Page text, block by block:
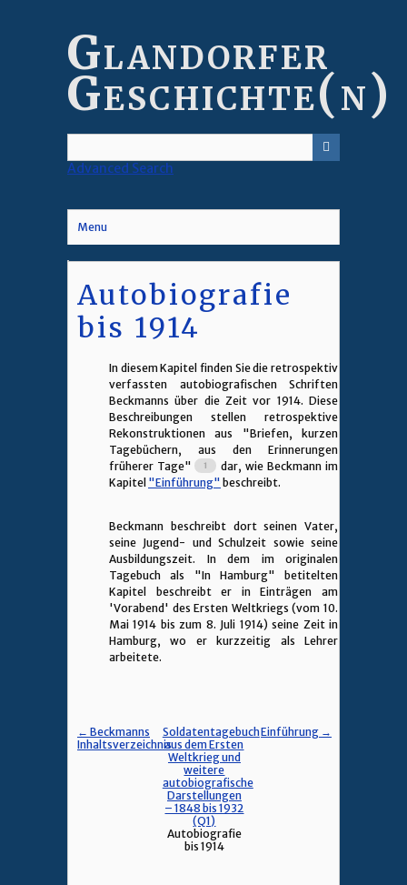
Glandorfer
Geschichte(n)
Advanced Search
Menu
Autobiografie
bis 1914
In diesem Kapitel finden Sie die retrospektiv
verfassten autobiografischen Schriften
Beckmanns über die Zeit vor 1914. Diese
Beschreibungen stellen retrospektive
Rekonstruktionen aus "Briefen, kurzen
Tagebüchern, aus den Erinnerungen
früherer Tage"
dar, wie Beckmann im
Kapitel "Einführung" beschreibt.
Beckmann beschreibt dort seinen Vater,
seine Jugend- und Schulzeit sowie seine
Ausbildungszeit. In dem im originalen
Tagebuch als "In Hamburg" betitelten
Kapitel beschreibt er in Einträgen am
'Vorabend' des Ersten Weltkriegs (vom 10.
Mai 1914 bis zum 8. Juli 1914) seine Zeit in
Hamburg, wo er kurzzeitig als Lehrer
arbeitete.
← Beckmanns
Inhaltsverzeichnis
Einführung →
Soldatentagebuch
aus dem Ersten
Weltkrieg und
weitere
autobiografische
Darstellungen
– 1848 bis 1932
(Q1)
Autobiografie
bis 1914